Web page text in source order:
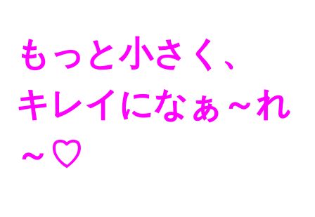
もっと小さく、
キレイになぁ～れ
～♡